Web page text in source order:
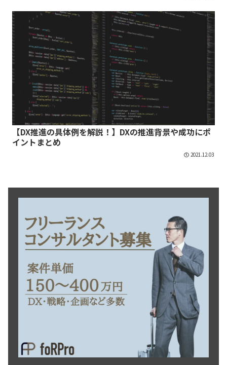
【DX推進の具体例を解説！】DXの推進背景や成功にポ
イントまとめ
2021.12.03